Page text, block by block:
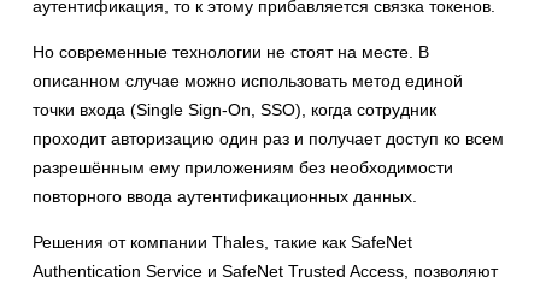
аутентификация, то к этому прибавляется связка токенов.
Но современные технологии не стоят на месте. В
описанном случае можно использовать метод единой
точки входа (Single Sign-On, SSO), когда сотрудник
проходит авторизацию один раз и получает доступ ко всем
разрешённым ему приложениям без необходимости
повторного ввода аутентификационных данных.
Решения от компании Thales, такие как SafeNet
Authentication Service и SafeNet Trusted Access, позволяют